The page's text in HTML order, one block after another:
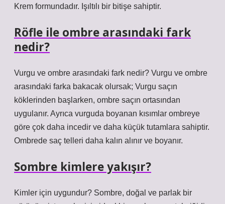
Krem formundadır. Işıltılı bir bitişe sahiptir.
Röfle ile ombre arasındaki fark
nedir?
Vurgu ve ombre arasındaki fark nedir? Vurgu ve ombre
arasındaki farka bakacak olursak; Vurgu saçın
köklerinden başlarken, ombre saçın ortasından
uygulanır. Ayrıca vurguda boyanan kısımlar ombreye
göre çok daha incedir ve daha küçük tutamlara sahiptir.
Ombrede saç telleri daha kalın alınır ve boyanır.
Sombre kimlere yakışır?
Kimler için uygundur? Sombre, doğal ve parlak bir